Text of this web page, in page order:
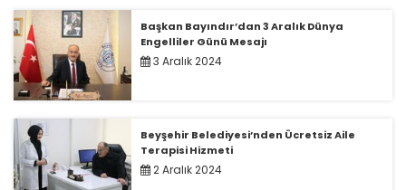
Başkan Bayındır’dan 3 Aralık Dünya
Engelliler Günü Mesajı
3 Aralık 2024
Beyşehir Belediyesi’nden Ücretsiz Aile
Terapisi Hizmeti
2 Aralık 2024